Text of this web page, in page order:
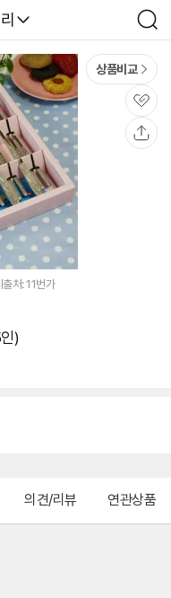
검
색
상품비교
관
심
출처: 11번가
)
의견/리뷰 연관상품